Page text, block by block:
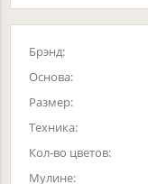
Брэнд:
Основа:
Размер:
Техника:
Кол-во цветов:
Мулине: